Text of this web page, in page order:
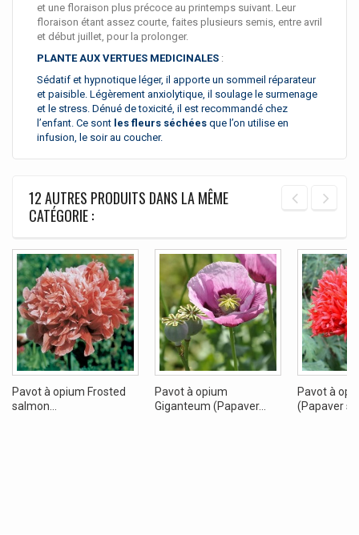
et une floraison plus précoce au printemps suivant. Leur
floraison étant assez courte, faites plusieurs semis, entre avril
et début juillet, pour la prolonger.
PLANTE AUX VERTUES MEDICINALES :
Sédatif et hypnotique léger, il apporte un sommeil réparateur
et paisible. Légèrement anxiolytique, il soulage le surmenage
et le stress. Dénué de toxicité, il est recommandé chez
l’enfant. Ce sont les fleurs séchées que l’on utilise en
infusion, le soir au coucher.
12 AUTRES PRODUITS DANS LA MÊME
CATÉGORIE :
Pavot à opium Frosted
salmon...
Pavot à opium
Giganteum (Papaver...
Pavot à
(Papaver